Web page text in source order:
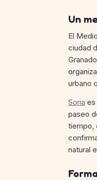
Un
El
ciudad
urbano
Soria es
paseo
tiempo,
natural